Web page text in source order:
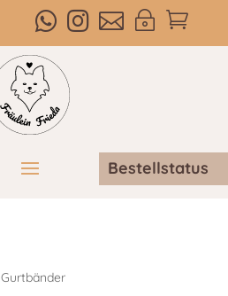

~



Bestellstatus
Gurtbänder